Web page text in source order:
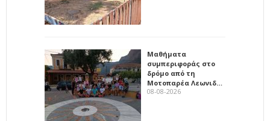
Μαθήματα
συμπεριφοράς στο
δρόμο από τη
Μοτοπαρέα Λεωνιδ…
08-08-2026